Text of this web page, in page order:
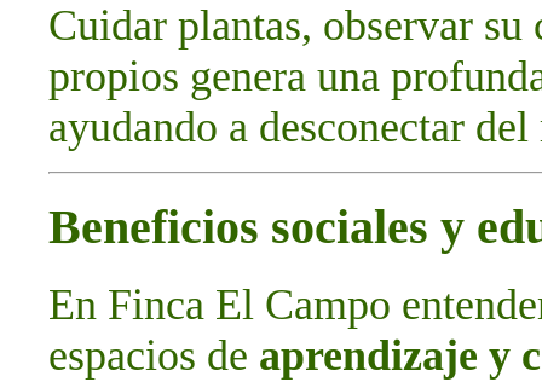
Cuidar plantas, observar
propios genera una
ayudando a desconectar
Beneficios sociales y
En Finca El Campo
espacios de aprendizaje y